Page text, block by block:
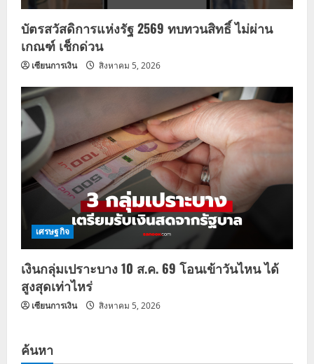
บัตรสวัสดิการแห่งรัฐ 2569 ทบทวนสิทธิ์ ไม่ผ่าน
เกณฑ์ เช็กด่วน
เซียนการเงิน สิงหาคม 5, 2026
เศรษฐกิจ
เงินกลุ่มเปราะบาง 10 ส.ค. 69 โอนเข้าวันไหน ได้
สูงสุดเท่าไหร่
เซียนการเงิน สิงหาคม 5, 2026
ค้นหา